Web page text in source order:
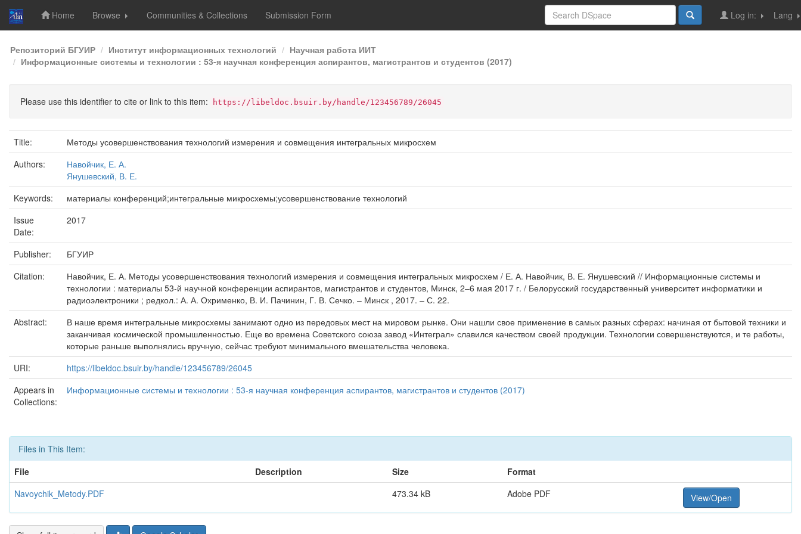
Skip
navigation
Home Browse Communities & Collections Submission Form Lang
Log in:
Репозиторий БГУИР Институт информационных технологий
Научная работа ИИТ
Информационные системы и технологии : 53-я научная конференция аспирантов, магистрантов и студентов (2017)
Please use this identifier to cite or link to this item: https://libeldoc.bsuir.by/handle/123456789/26045
Title:
Методы усовершенствования технологий измерения и совмещения интегральных микросхем
Authors:
Навойчик, Е. А.
Янушевский, В. Е.
Keywords:
материалы конференций;интегральные микросхемы;усовершенствование технологий
Issue
Date:
2017
Publisher:
БГУИР
Citation:
Навойчик, Е. А. Методы усовершенствования технологий измерения и совмещения интегральных микросхем / Е. А. Навойчик, В. Е. Янушевский // Информационные системы и
технологии : материалы 53-й научной конференции аспирантов, магистрантов и студентов, Минск, 2–6 мая 2017 г. / Белорусский государственный университет информатики и
радиоэлектроники ; редкол.: А. А. Охрименко, В. И. Пачинин, Г. В. Сечко. – Минск , 2017. – С. 22.
Abstract:
В наше время интегральные микросхемы занимают одно из передовых мест на мировом рынке. Они нашли свое применение в самых разных сферах: начиная от бытовой техники и
заканчивая космической промышленностью. Еще во времена Советского союза завод «Интеграл» славился качеством своей продукции. Технологии совершенствуются, и те работы,
которые раньше выполнялись вручную, сейчас требуют минимального вмешательства человека.
URI:
https://libeldoc.bsuir.by/handle/123456789/26045
Appears in
Collections:
Информационные системы и технологии : 53-я научная конференция аспирантов, магистрантов и студентов (2017)
Files in This Item:
File
Description Size
Format
Navoychik_Metody.PDF
473.34 kB Adobe PDF View/Open